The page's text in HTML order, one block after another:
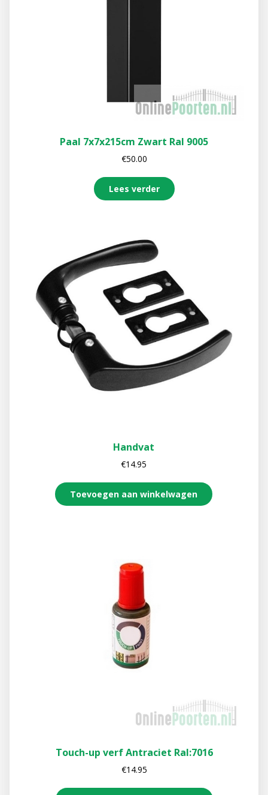
Paal 7x7x215cm Zwart Ral 9005
€50.00
Lees verder
Handvat
€14.95
Toevoegen aan winkelwagen
Touch-up verf Antraciet Ral:7016
€14.95